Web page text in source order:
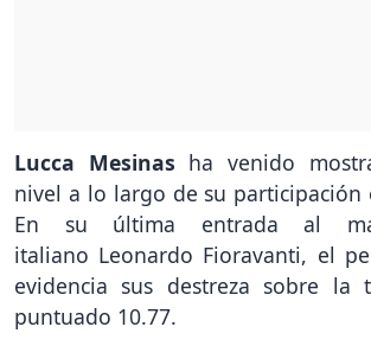
Lucca Mesinas ha venido
nivel a lo largo de su
En su última entrada al
italiano Leonardo Fioravanti, el
evidencia sus destreza sobre la
puntuado 10.77.